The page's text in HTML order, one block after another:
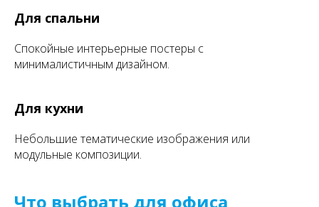
Для спальни
Спокойные интерьерные постеры с
минималистичным дизайном.
Для кухни
Небольшие тематические изображения или
модульные композиции.
Что выбрать для офиса